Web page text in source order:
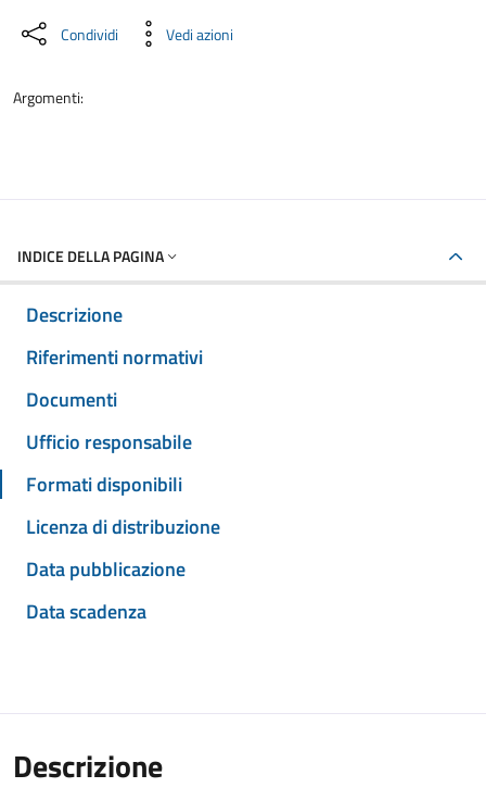
Condividi Vedi azioni
Argomenti:
INDICE DELLA PAGINA
Descrizione
Riferimenti normativi
Documenti
Ufficio responsabile
Formati disponibili
Licenza di distribuzione
Data pubblicazione
Data scadenza
Descrizione